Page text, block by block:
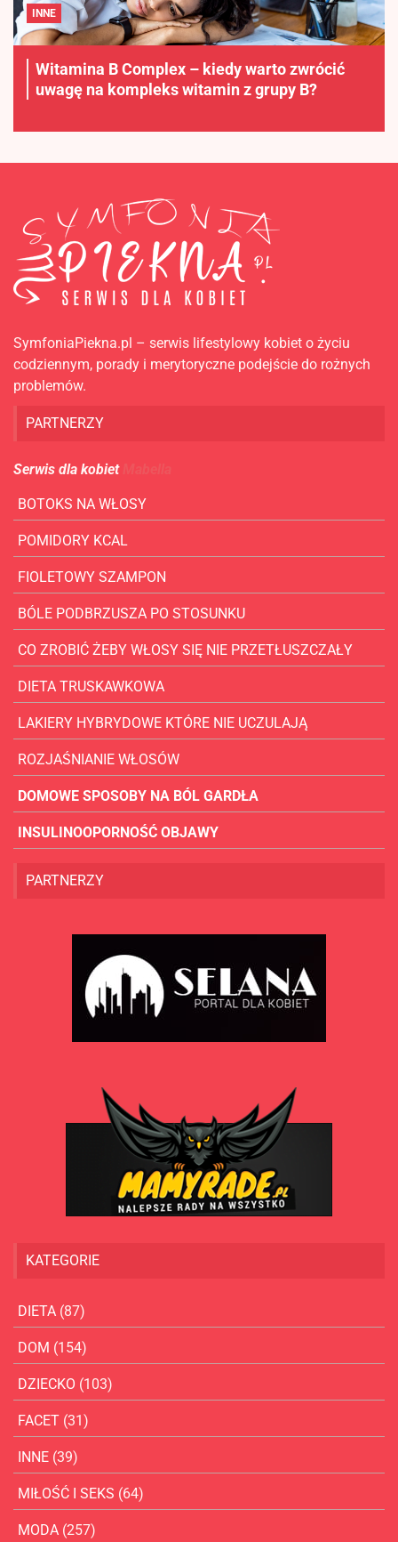
INNE
Witamina B Complex – kiedy warto zwrócić
uwagę na kompleks witamin z grupy B?
SymfoniaPiekna.pl – serwis lifestylowy kobiet o życiu
codziennym, porady i merytoryczne podejście do rożnych
problemów.
PARTNERZY
Serwis dla kobiet
BOTOKS NA WŁOSY
POMIDORY KCAL
FIOLETOWY SZAMPON
BÓLE PODBRZUSZA PO STOSUNKU
CO ZROBIĆ ŻEBY WŁOSY SIĘ NIE PRZETŁUSZCZAŁY
DIETA TRUSKAWKOWA
LAKIERY HYBRYDOWE KTÓRE NIE UCZULAJĄ
ROZJAŚNIANIE WŁOSÓW
DOMOWE SPOSOBY NA BÓL GARDŁA
INSULINOOPORNOŚĆ OBJAWY
PARTNERZY
KATEGORIE
DIETA (87)
DOM (154)
DZIECKO (103)
FACET (31)
INNE (39)
MIŁOŚĆ I SEKS (64)
MODA (257)